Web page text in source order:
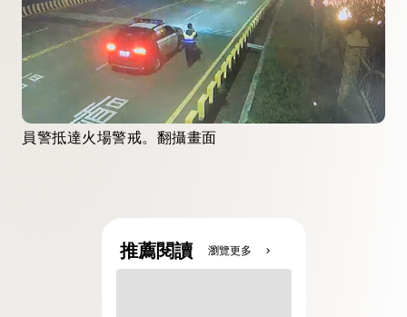
員警抵達火場警戒。翻攝畫面
推薦閱讀 瀏覽更多 chevron_right